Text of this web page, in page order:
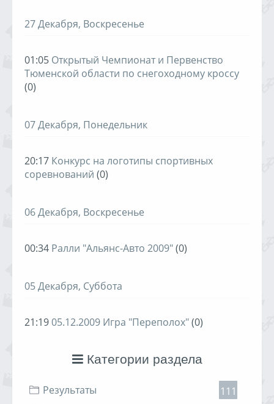
Категории раздела
Результаты
111
27 Декабря, Воскресенье
01:05 Открытый Чемпионат и Первенство
Тюменской области по cнегоходному кроссу
(0)
07 Декабря, Понедельник
20:17 Конкурс на логотипы спортивных
соревнований (0)
06 Декабря, Воскресенье
00:34 Ралли "Альянс-Авто 2009"(0)
05 Декабря, Суббота
21:1905.12.2009 Игра "Переполох"(0)